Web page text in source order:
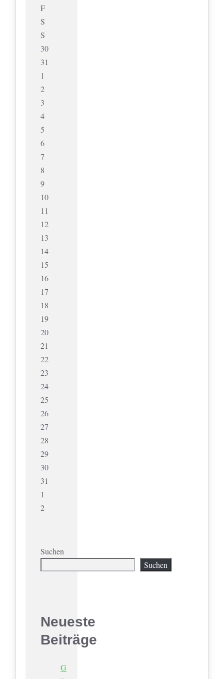
F
S
S
30
31
1
2
3
4
5
6
7
8
9
10
11
12
13
14
15
16
17
18
19
20
21
22
23
24
25
26
27
28
29
30
31
1
2
Suchen
Suchen
Neueste
Beiträge
G